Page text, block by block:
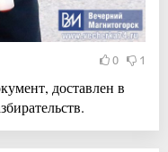
0 1
доставлен в